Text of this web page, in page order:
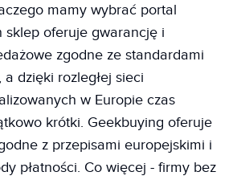
mamy wybrać portal
sklep oferuje gwarancję i
zgodne ze standardami
dzięki rozległej sieci
w Europie czas
krótki. Geekbuying oferuje
z przepisami europejskimi i
płatności. Co więcej - firmy bez